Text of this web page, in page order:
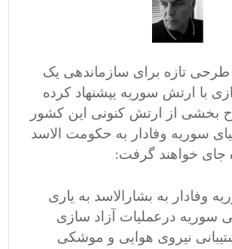
تازه برای سازماندهی یک
با ارتش سوریه یپشنهاد کرده
بخشی از ارتش کنونی این کشور
سوریه وفادار به حکومت الاسد
جای خواهند گرفت:
وفادار به بشارالاسد به یاری
سوریه درعملیات آزاد سازی
نیروی هوایی و موشکی